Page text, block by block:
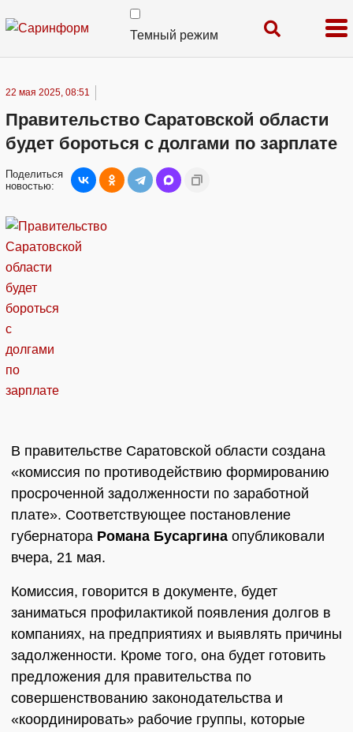
Темный режим
22 мая 2025, 08:51
Правительство Саратовской области
будет бороться с долгами по зарплате
Поделиться
новостью:
В правительстве Саратовской области создана
«комиссия по противодействию формированию
просроченной задолженности по заработной
плате». Соответствующее постановление
губернатора Романа Бусаргина опубликовали
вчера, 21 мая.
Комиссия, говорится в документе, будет
заниматься профилактикой появления долгов в
компаниях, на предприятиях и выявлять причины
задолженности. Кроме того, она будет готовить
предложения для правительства по
совершенствованию законодательства и
«координировать» рабочие группы, которые